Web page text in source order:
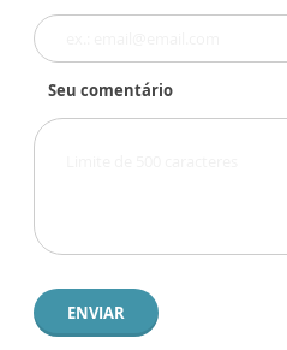
Seu comentário
ENVIAR